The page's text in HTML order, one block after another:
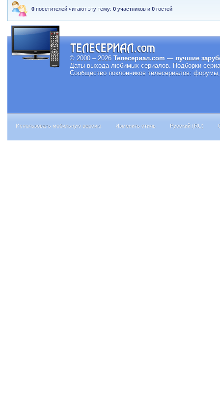
0 посетителей читают эту тему:0 участников и0 гостей
© 2000 – 2026 Телесериал.com — лучшие
Даты выхода любимых сериалов. Подборки
Сообщество поклонников телесериалов:
Использовать мобильную версию Изменить стиль Русский (RU)